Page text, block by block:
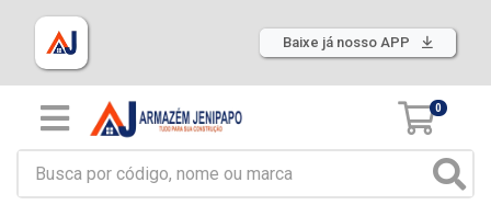
Baixe já nosso APP
0